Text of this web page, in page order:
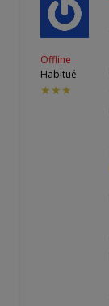
Offline
Habitué
★★★